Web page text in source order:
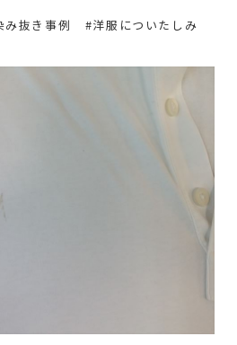
み抜き事例 #洋服についたしみ